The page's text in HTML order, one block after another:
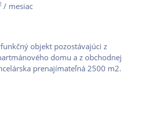
/ mesiac
objekt pozostávajúci z
domu a z obchodnej
prenajímateľná 2500 m2.